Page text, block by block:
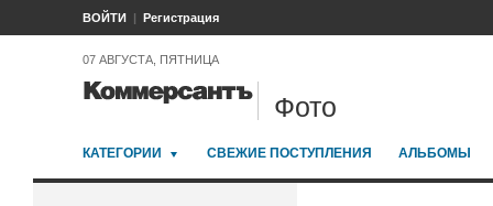
ВОЙТИ Регистрация
07 АВГУСТА, ПЯТНИЦА
Фото
КАТЕГОРИИ СВЕЖИЕ ПОСТУПЛЕНИЯ АЛЬБОМЫ